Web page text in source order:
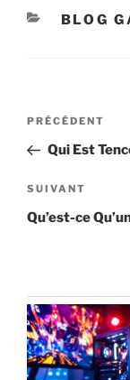
BLOG
Navigation
l’article
Article
précédent
PRÉCÉDENT
Qui Est
Article
suivant
SUIVANT
Qu’est-ce